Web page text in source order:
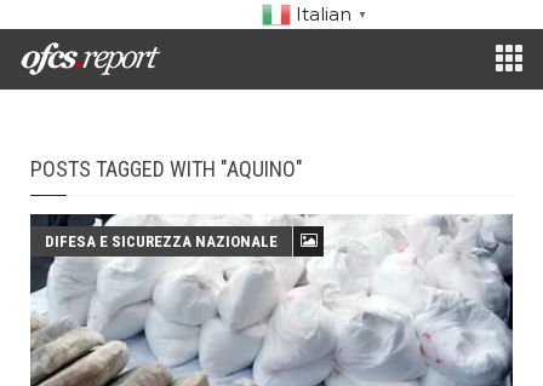
Italian ▼
POSTS TAGGED WITH "AQUINO"
DIFESA E SICUREZZA NAZIONALE